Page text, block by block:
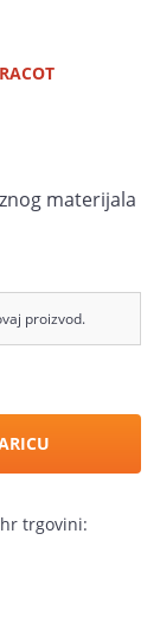
materijala
proizvod.
trgovini: